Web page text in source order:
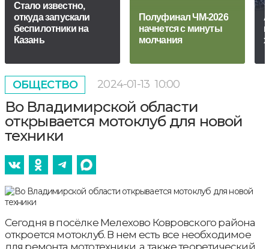
Стало известно,
откуда запускали
беспилотники на
Казань
Полуфинал ЧМ-2026
начнется с минуты
молчания
ОБЩЕСТВО 2024-01-13 10:00
Во Владимирской области
открывается мотоклуб для новой
техники
Сегодня в посёлке Мелехово Ковровского района
откроется мотоклуб. В нем есть все необходимое